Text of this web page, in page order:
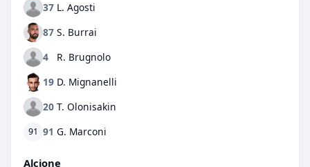
37 L. Agosti
87 S. Burrai
4
R. Brugnolo
19 D. Mignanelli
20 T. Olonisakin
91 91 G. Marconi
Alcione